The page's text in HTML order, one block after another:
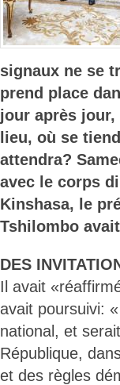
signaux ne se
prend place
jour après
lieu, où se
attendra?
avec le corps
Kinshasa, le
Tshilombo
DES
Il avait
avait poursuivi:
national, et
République,
et des règles